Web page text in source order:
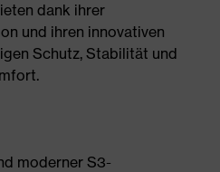
dank ihrer
und ihren innovativen
Schutz, Stabilität und
moderner S3-